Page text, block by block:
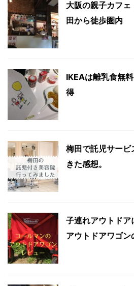
大阪の親子カフ
田から徒歩圏内
IKEAは離乳食無
得
梅田で託児サービ
きた感想。
子連れアウトド
アウトドアワゴン